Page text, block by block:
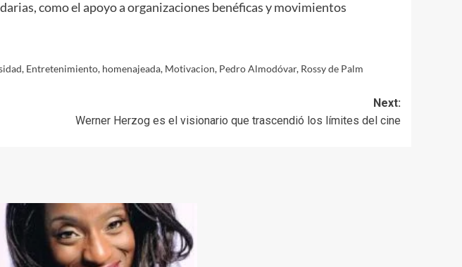
como el apoyo a organizaciones benéficas y movimientos
, Entretenimiento, homenajeada, Motivacion, Pedro Almodóvar, Rossy de Palm
Next:
Werner Herzog es el visionario que trascendió los límites del cine